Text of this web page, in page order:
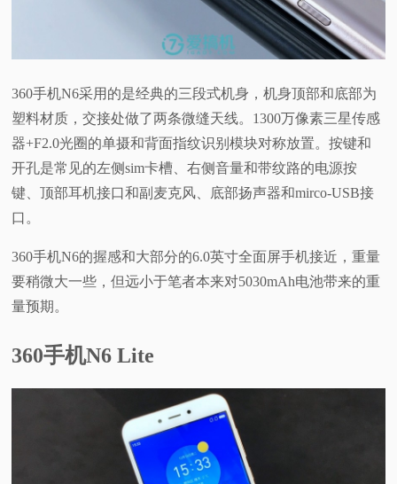
360手机N6采用的是经典的三段式机身，机身顶部和底部为
塑料材质，交接处做了两条微缝天线。1300万像素三星传感
器+F2.0光圈的单摄和背面指纹识别模块对称放置。按键和
开孔是常见的左侧sim卡槽、右侧音量和带纹路的电源按
键、顶部耳机接口和副麦克风、底部扬声器和mirco-USB接
口。
360手机N6的握感和大部分的6.0英寸全面屏手机接近，重量
要稍微大一些，但远小于笔者本来对5030mAh电池带来的重
量预期。
360手机N6 Lite